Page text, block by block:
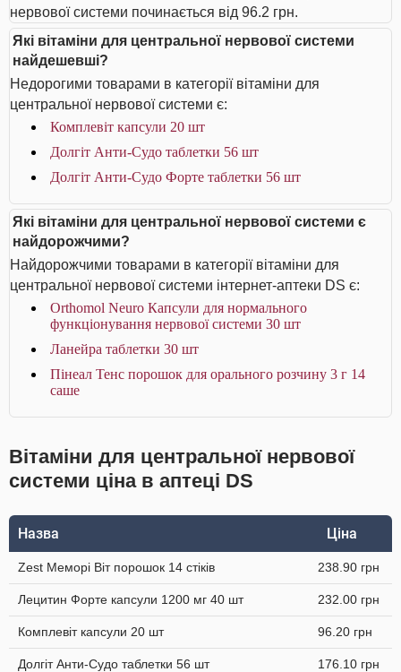
нервової системи починається від 96.2 грн.
Які вітаміни для центральної нервової системи
найдешевші?
Недорогими товарами в категорії вітаміни для
центральної нервової системи є:
Комплевіт капсули 20 шт
Долгіт Анти-Судо таблетки 56 шт
Долгіт Анти-Судо Форте таблетки 56 шт
Які вітаміни для центральної нервової системи є
найдорожчими?
Найдорожчими товарами в категорії вітаміни для
центральної нервової системи інтернет-аптеки DS є:
Orthomol Neuro Капсули для нормального
функціонування нервової системи 30 шт
Ланейра таблетки 30 шт
Пінеал Тенс порошок для орального розчину 3 г 14
саше
Вітаміни для центральної нервової
системи ціна в аптеці DS
Назва Ціна
Zest Меморі Віт порошок 14 стіків 238.90 грн
Лецитин Форте капсули 1200 мг 40 шт 232.00 грн
Комплевіт капсули 20 шт 96.20 грн
Долгіт Анти-Судо таблетки 56 шт 176.10 грн